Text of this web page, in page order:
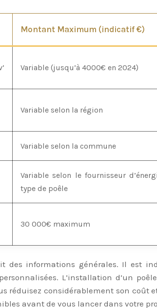
Montant Maximum (indicatif €)
Variable (jusqu’à 4000€ en 2024)
Variable selon la région
Variable selon la commune
Variable selon le fournisseur
type de poêle
30 000€ maximum
des informations générales. Il est
L’installation d’un
réduisez considérablement son coût
avant de vous lancer dans votre